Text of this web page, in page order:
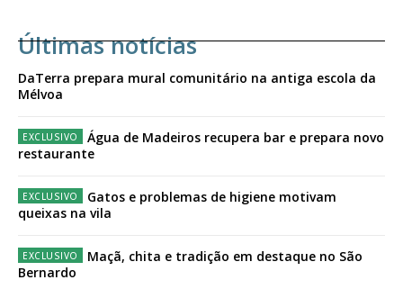
Últimas notícias
DaTerra prepara mural comunitário na antiga escola da
Mélvoa
Água de Madeiros recupera bar e prepara novo
restaurante
Gatos e problemas de higiene motivam
queixas na vila
Maçã, chita e tradição em destaque no São
Bernardo